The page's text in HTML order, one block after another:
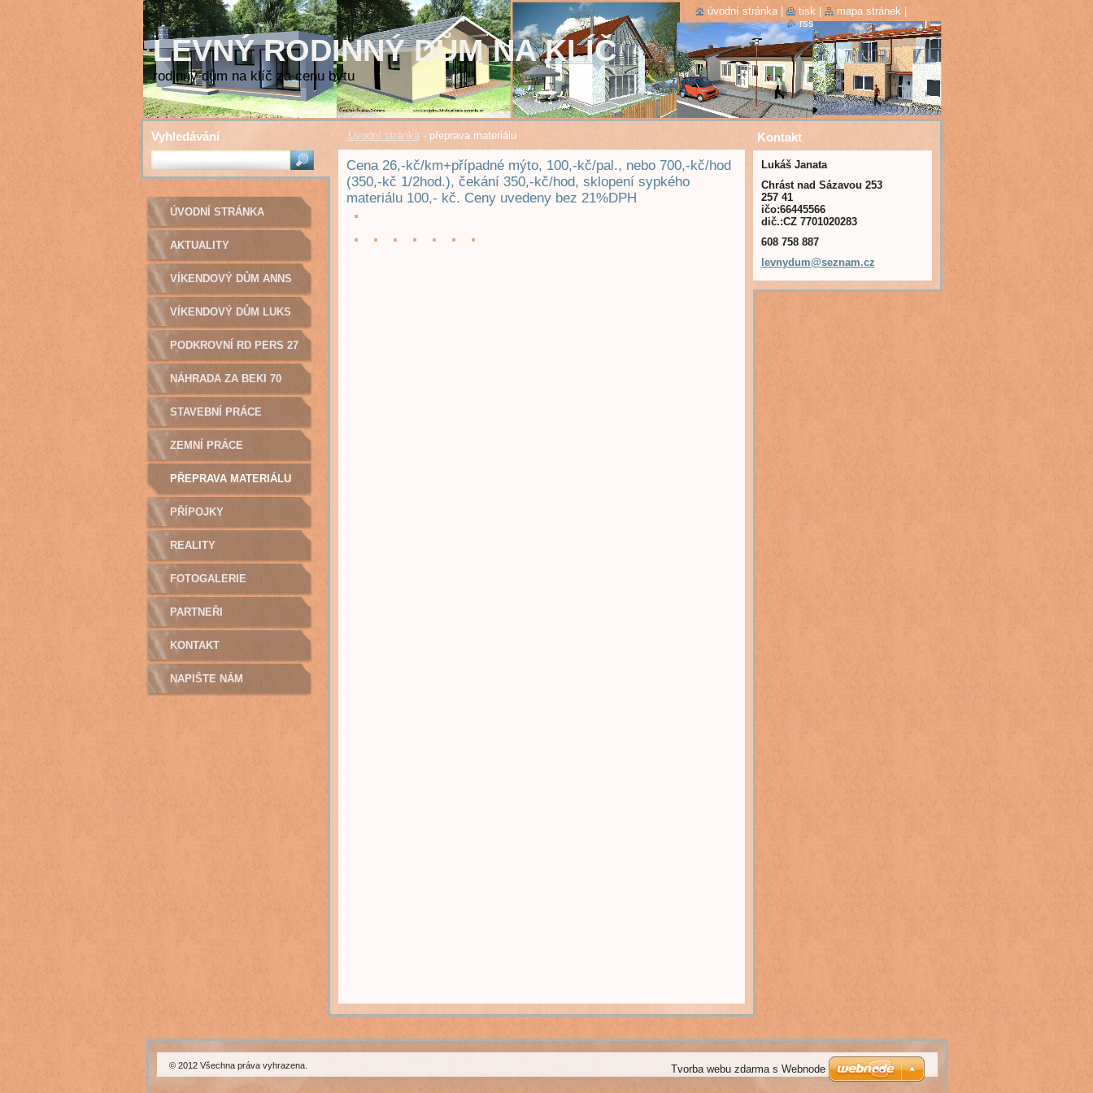
LEVNÝ RODINNÝ DŮM NA KLÍČ
rodinný dům na klíč za cenu bytu
Úvodní stránka - přeprava materiálu
Cena 26,-kč/km+případné mýto, 100,-kč/pal., nebo 700,-kč/hod
(350,-kč 1/2hod.), čekání 350,-kč/hod, sklopení sypkého
materiálu 100,- kč. Ceny uvedeny bez 21%DPH
ÚVODNÍ STRÁNKA
AKTUALITY
VÍKENDOVÝ DŮM ANNS
16
VÍKENDOVÝ DŮM LUKS
16
PODKROVNÍ RD PERS 27
NÁHRADA ZA BEKI 70
STAVEBNÍ PRÁCE
ZEMNÍ PRÁCE
PŘEPRAVA MATERIÁLU
PŘÍPOJKY
REALITY
FOTOGALERIE
PARTNEŘI
KONTAKT
NAPIŠTE NÁM
Kontakt
Lukáš Janata
Chrást nad Sázavou 253
257 41
ičo:66445566
dič.:CZ 7701020283
608 758 887
levnydum@seznam.cz
Vyhledávání
úvodní stránka tisk mapa stránek
rss
© 2012 Všechna práva vyhrazena. Tvorba webu zdarma s Webnode